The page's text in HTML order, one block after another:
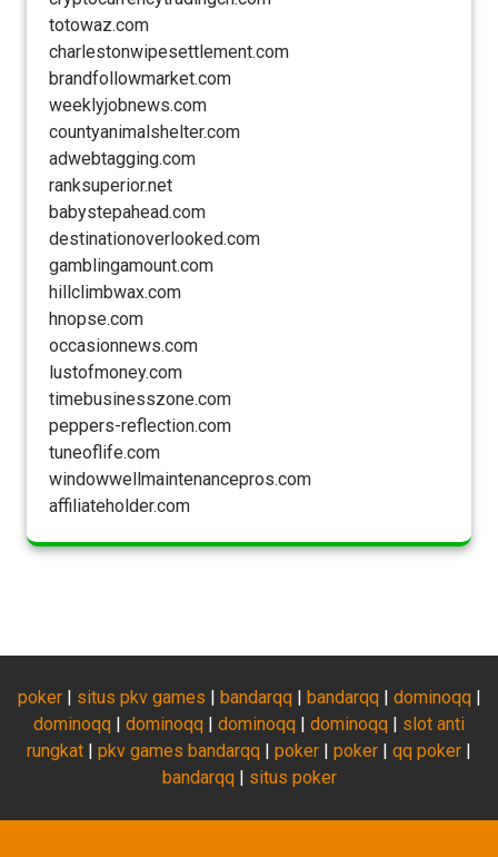
totowaz.com
charlestonwipesettlement.com
brandfollowmarket.com
weeklyjobnews.com
countyanimalshelter.com
adwebtagging.com
ranksuperior.net
babystepahead.com
destinationoverlooked.com
gamblingamount.com
hillclimbwax.com
hnopse.com
occasionnews.com
lustofmoney.com
timebusinesszone.com
peppers-reflection.com
tuneoflife.com
windowwellmaintenancepros.com
affiliateholder.com
poker| situs pkv games | bandarqq| bandarqq| dominoqq|
dominoqq | dominoqq | dominoqq | dominoqq | slot anti
rungkat | pkv games bandarqq | poker | poker | qq poker |
bandarqq| situs poker